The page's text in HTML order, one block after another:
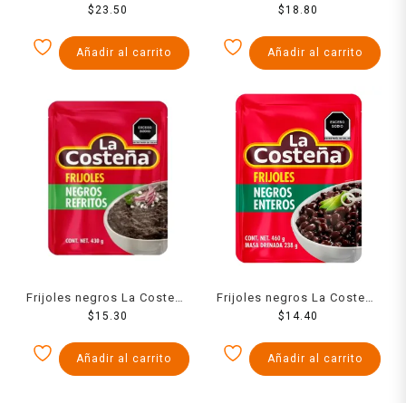
refritos en bolsa 650 g
$ 23.50
Añadir al carrito
refritos en bolsa 516 g
$18.80
Añadir al carrito
Frijoles negros La Costeña
refritos en bolsa 430 g
$15.30
Añadir al carrito
Frijoles negros La Costeña
enteros en bolsa 460 g
$14.40
Añadir al carrito